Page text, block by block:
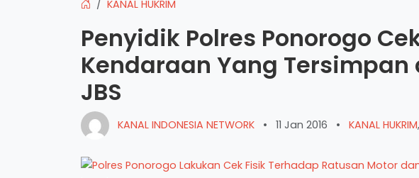
KANAL HUKRIM
Penyidik Polres Ponorogo
Kendaraan Yang
JBS
KANAL INDONESIA NETWORK • 11 Jan 2016 • KANAL HUKRIM,